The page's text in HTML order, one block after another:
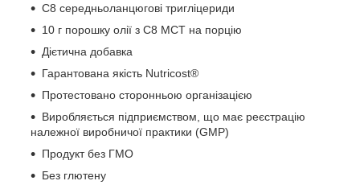
C8 середньоланцюгові тригліцериди
10 г порошку олії з C8 MCT на порцію
Дієтична добавка
Гарантована якість Nutricost®
Протестовано сторонньою організацією
Виробляється підприємством, що має реєстрацію
належної виробничої практики (GMP)
Продукт без ГМО
Без глютену